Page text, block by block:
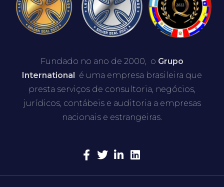
Fundado no ano de 2000, o Grupo
International é uma empresa brasileira que
presta serviços de consultoria, negócios,
jurídicos, contábeis e auditoria a empresas
nacionais e estrangeiras.